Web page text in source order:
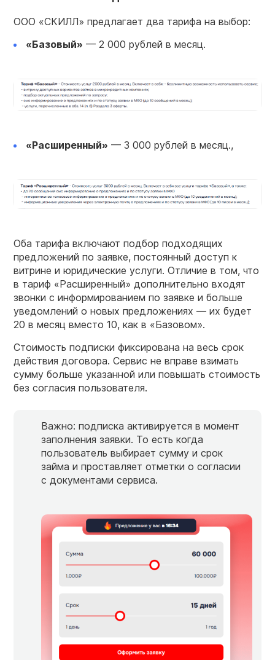
ООО «СКИЛЛ» предлагает два тарифа на выбор:
«Базовый» — 2 000 рублей в месяц.
«Расширенный» — 3 000 рублей в месяц.,
Оба тарифа включают подбор подходящих
предложений по заявке, постоянный доступ к
витрине и юридические услуги. Отличие в том, что
в тариф «Расширенный» дополнительно входят
звонки с информированием по заявке и больше
уведомлений о новых предложениях — их будет
20 в месяц вместо 10, как в «Базовом».
Стоимость подписки фиксирована на весь срок
действия договора. Сервис не вправе взимать
сумму больше указанной или повышать стоимость
без согласия пользователя.
Важно: подписка активируется в момент
заполнения заявки. То есть когда
пользователь выбирает сумму и срок
займа и проставляет отметки о согласии
с документами сервиса.